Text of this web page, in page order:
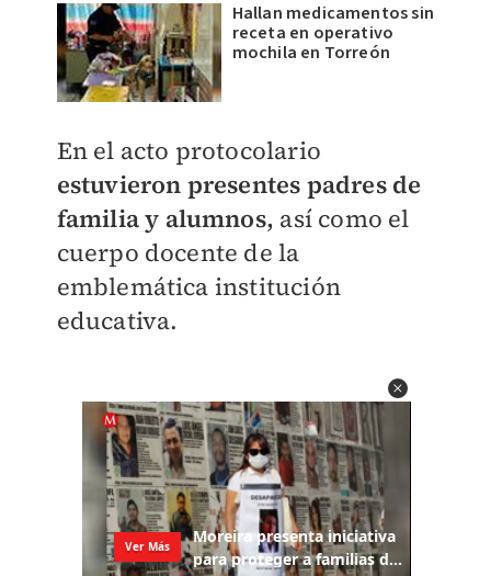
Hallan medicamentos sin
receta en operativo
mochila en Torreón
En el acto protocolario
estuvieron presentes padres de
familia y alumnos, así como el
cuerpo docente de la
emblemática institución
educativa.